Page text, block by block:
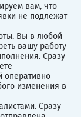
вам, что
не подлежат
Вы в любой
вашу работу
Сразу
оперативно
изменения в
Сразу